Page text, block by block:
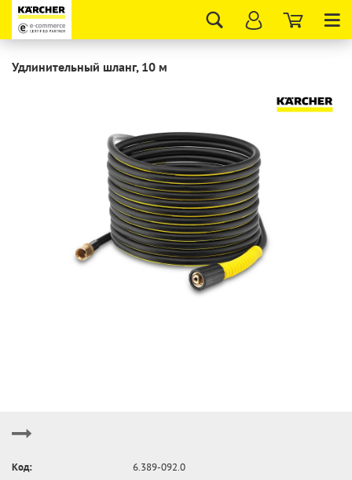
Удлинительный шланг, 10 м
Код:
6.389-092.0